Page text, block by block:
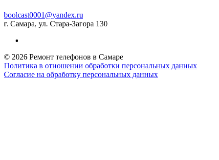
boolcast0001@yandex.ru
г. Самара, ул. Стара-Загора 130
© 2026 Ремонт телефонов в Самаре
Политика в отношении обработки персональных данных
Согласие на обработку персональных данных